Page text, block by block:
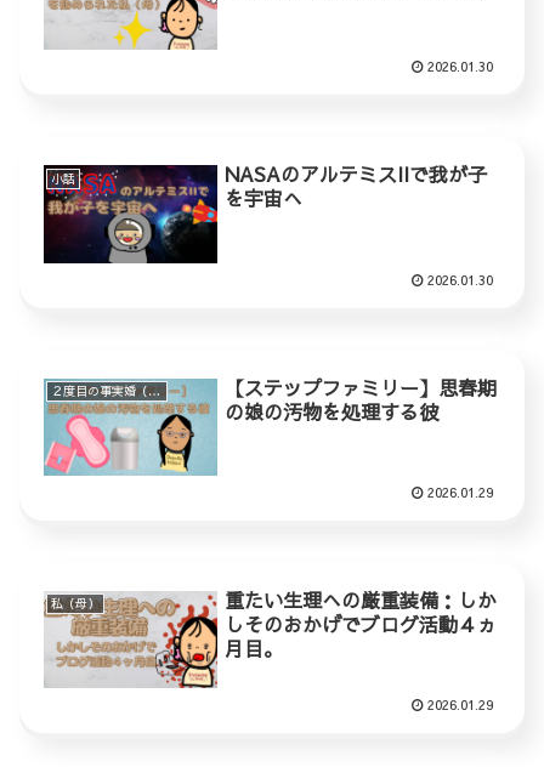
2026.01.30
小話
NASAのアルテミスIIで我が子
を宇宙へ
2026.01.30
２度目の事実婚（ステップファミリー）
【ステップファミリー】思春期
の娘の汚物を処理する彼
2026.01.29
私（母）
重たい生理への厳重装備：しか
しそのおかげでブログ活動４ヵ
月目。
2026.01.29